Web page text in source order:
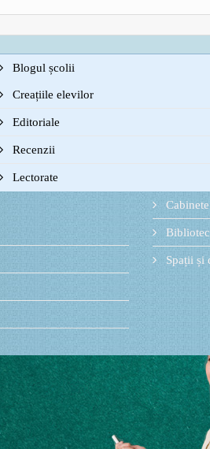
Blogul școlii
Creațiile elevilor
Editoriale
Recenzii
Lectorate
Cabinete
Spații și